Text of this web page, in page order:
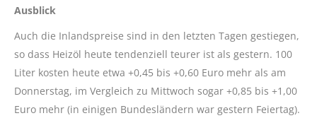
Ausblick
Auch die Inlandspreise sind in den letzten Tagen gestiegen,
so dass Heizöl heute tendenziell teurer ist als gestern. 100
Liter kosten heute etwa +0,45 bis +0,60 Euro mehr als am
Donnerstag, im Vergleich zu Mittwoch sogar +0,85 bis +1,00
Euro mehr (in einigen Bundesländern war gestern Feiertag).